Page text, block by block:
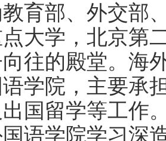
部、外交部、
大学，北京第
往的殿堂。海
学院，主要承
国留学等工作
语学院学习深